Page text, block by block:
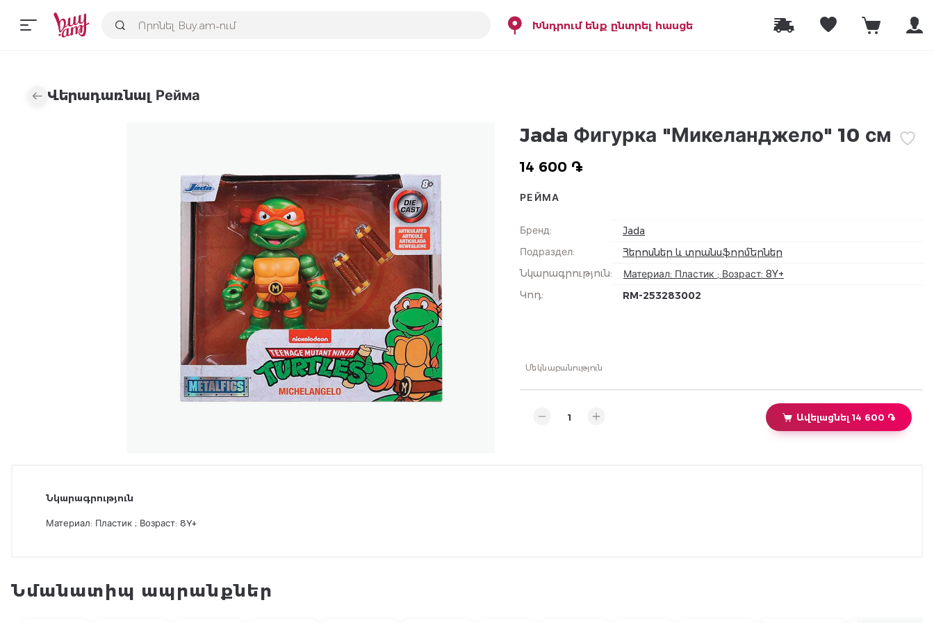
Խնդրում ենք ընտրել հասցե
Վերադառնալ Рейма
Jada Фигурка "Микеланджело" 10 см
14 600 ֏
РЕЙМА
Бренд:
Jada
Подраздел:
Հերոսներ և տրանսֆորմերներ
Նկարագրություն:
Материал: Пластик ; Возраст: 8Y+
Կոդ: RM-253283002
Մեկնաբանություն
Ավելացնել 14 600 ֏
Նկարագրություն
Материал: Пластик ; Возраст: 8Y+
Նմանատիպ ապրանքներ